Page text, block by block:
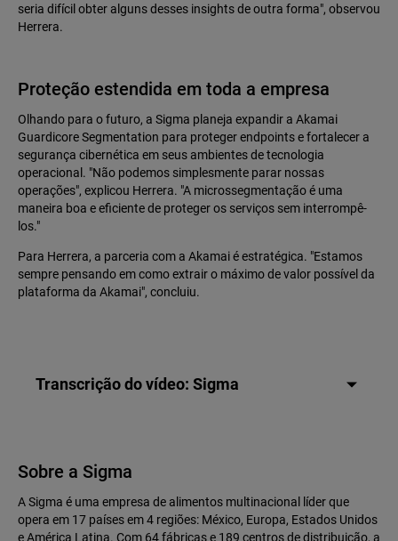
seria difícil obter alguns desses insights de outra forma", observou
Herrera.
Proteção estendida em toda a empresa
Olhando para o futuro, a Sigma planeja expandir a Akamai
Guardicore Segmentation para proteger endpoints e fortalecer a
segurança cibernética em seus ambientes de tecnologia
operacional. "Não podemos simplesmente parar nossas
operações", explicou Herrera. "A microssegmentação é uma
maneira boa e eficiente de proteger os serviços sem interrompê-
los."
Para Herrera, a parceria com a Akamai é estratégica. "Estamos
sempre pensando em como extrair o máximo de valor possível da
plataforma da Akamai", concluiu.
Transcrição do vídeo: Sigma
Sobre a Sigma
A Sigma é uma empresa de alimentos multinacional líder que
opera em 17 países em 4 regiões: México, Europa, Estados Unidos
e América Latina. Com 64 fábricas e 189 centros de distribuição, a